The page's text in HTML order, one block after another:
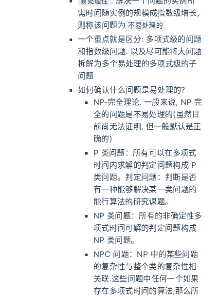
需时间随实例的规模成指数级增长,
则称该问题为 不易处理的
一个重点就是区分: 多项式级的问题
和指数级问题. 以及尽可能将大问题
拆解为多个易处理的多项式级的子
问题
如何确认什么问题是易处理的?
NP-完全理论. 一般来说, NP 完
全的问题是不易处理的(虽然目
前尚无法证明, 但一般默认是正
确的)
P 类问题：所有可以在多项式
时间内求解的判定问题构成 P
类问题。判定问题：判断是否
有一种能够解决某一类问题的
能行算法的研究课题。
NP 类问题：所有的非确定性多
项式时间可解的判定问题构成
NP 类问题。
NPC 问题：NP 中的某些问题
的复杂性与整个类的复杂性相
关联.这些问题中任何一个如果
存在多项式时间的算法,那么所